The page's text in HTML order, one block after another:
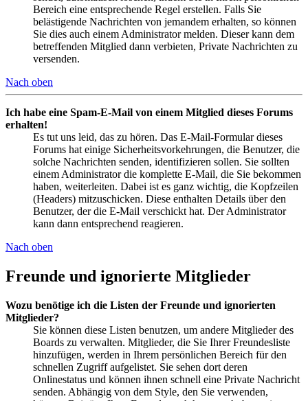
Bereich eine entsprechende Regel erstellen. Falls Sie
belästigende Nachrichten von jemandem erhalten, so können
Sie dies auch einem Administrator melden. Dieser kann dem
betreffenden Mitglied dann verbieten, Private Nachrichten zu
versenden.
Nach oben
Ich habe eine Spam-E-Mail von einem Mitglied dieses Forums
erhalten!
Es tut uns leid, das zu hören. Das E-Mail-Formular dieses
Forums hat einige Sicherheitsvorkehrungen, die Benutzer, die
solche Nachrichten senden, identifizieren sollen. Sie sollten
einem Administrator die komplette E-Mail, die Sie bekommen
haben, weiterleiten. Dabei ist es ganz wichtig, die Kopfzeilen
(Headers) mitzuschicken. Diese enthalten Details über den
Benutzer, der die E-Mail verschickt hat. Der Administrator
kann dann entsprechend reagieren.
Nach oben
Freunde und ignorierte Mitglieder
Wozu benötige ich die Listen der Freunde und ignorierten
Mitglieder?
Sie können diese Listen benutzen, um andere Mitglieder des
Boards zu verwalten. Mitglieder, die Sie Ihrer Freundesliste
hinzufügen, werden in Ihrem persönlichen Bereich für den
schnellen Zugriff aufgelistet. Sie sehen dort deren
Onlinestatus und können ihnen schnell eine Private Nachricht
senden. Abhängig von dem Style, den Sie verwenden,